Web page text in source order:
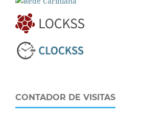
CONTADOR DE VISITAS